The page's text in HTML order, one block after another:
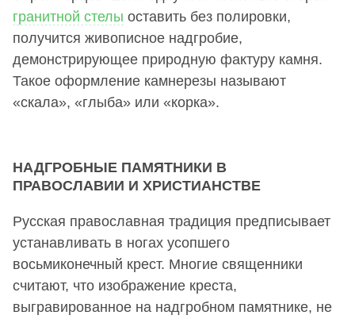
гранитной стелы оставить без полировки,
получится живописное надгробие,
демонстрирующее природную фактуру камня.
Такое оформление камнерезы называют
«скала», «глыба» или «корка».
НАДГРОБНЫЕ ПАМЯТНИКИ В
ПРАВОСЛАВИИ И ХРИСТИАНСТВЕ
Русская православная традиция предписывает
устанавливать в ногах усопшего
восьмиконечный крест. Многие священники
считают, что изображение креста,
выгравированное на надгробном памятнике, не